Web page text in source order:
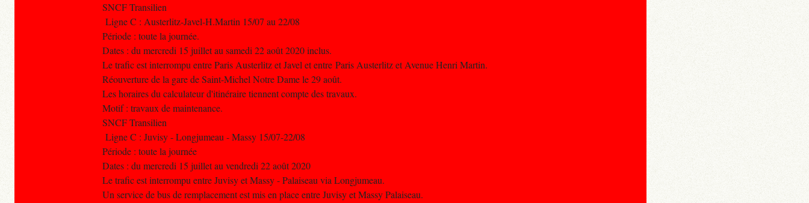
SNCF Transilien
Ligne C : Austerlitz-Javel-H.Martin 15/07 au 22/08
Période : toute la journée.
Dates : du mercredi 15 juillet au samedi 22 août 2020 inclus.
Le trafic est interrompu entre Paris Austerlitz et Javel et entre Paris Austerlitz et Avenue Henri Martin.
Réouverture de la gare de Saint-Michel Notre Dame le 29 août.
Les horaires du calculateur d'itinéraire tiennent compte des travaux.
Motif : travaux de maintenance.
SNCF Transilien
Ligne C : Juvisy - Longjumeau - Massy 15/07-22/08
Période : toute la journée
Dates : du mercredi 15 juillet au vendredi 22 août 2020
Le trafic est interrompu entre Juvisy et Massy - Palaiseau via Longjumeau.
Un service de bus de remplacement est mis en place entre Juvisy et Massy Palaiseau.